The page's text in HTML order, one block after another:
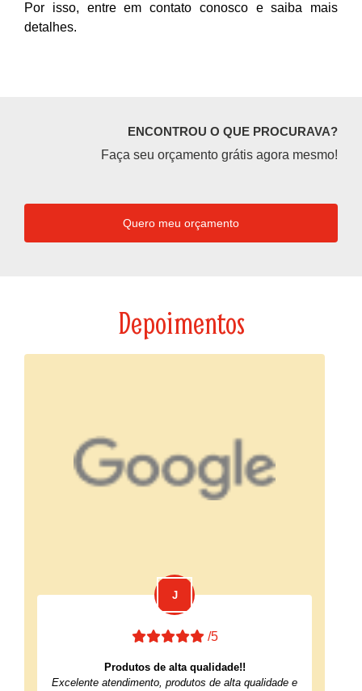
Por isso, entre em contato conosco e saiba mais
detalhes.
ENCONTROU O QUE PROCURAVA?
Faça seu orçamento grátis agora mesmo!
Quero meu orçamento
Depoimentos
/5
Produtos de alta qualidade!!
Excelente atendimento, produtos de alta qualidade e